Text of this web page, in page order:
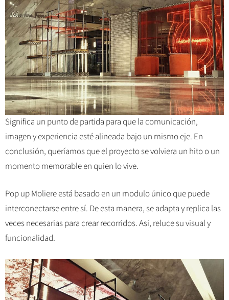
Significa un punto de partida para que la comunicación,
imagen y experiencia esté alineada bajo un mismo eje. En
conclusión, queríamos que el proyecto se volviera un hito o un
momento memorable en quien lo vive.
Pop up Moliere está basado en un modulo único que puede
interconectarse entre sí. De esta manera, se adapta y replica las
veces necesarias para crear recorridos. Así, reluce su visual y
funcionalidad.